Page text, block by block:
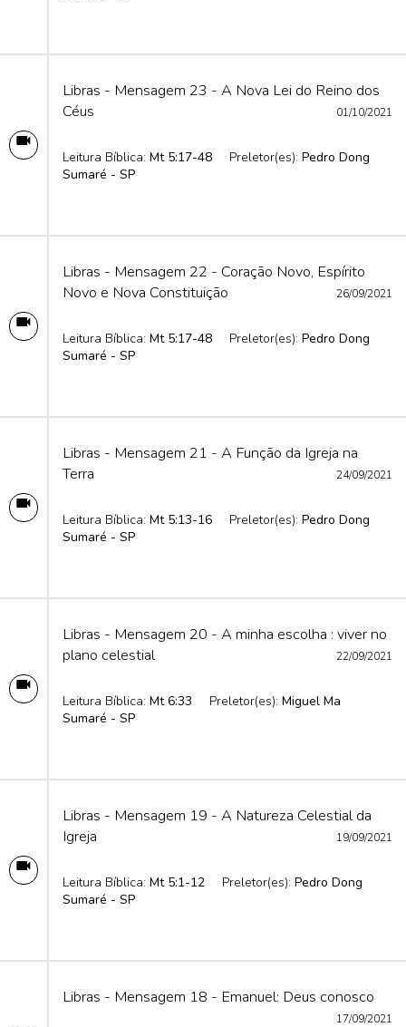
Libras - Mensagem 23 - A Nova Lei do Reino dos
Céus
01/10/2021
Leitura Bíblica: Mt 5:17-48 Preletor(es): Pedro Dong
Sumaré - SP
Libras - Mensagem 22 - Coração Novo, Espírito
Novo e Nova Constituição
26/09/2021
Leitura Bíblica: Mt 5:17-48 Preletor(es): Pedro Dong
Sumaré - SP
Libras - Mensagem 21 - A Função da Igreja na
Terra
24/09/2021
Leitura Bíblica: Mt 5:13-16 Preletor(es): Pedro Dong
Sumaré - SP
Libras - Mensagem 20 - A minha escolha : viver no
plano celestial
22/09/2021
Leitura Bíblica: Mt 6:33 Preletor(es): Miguel Ma
Sumaré - SP
Libras - Mensagem 19 - A Natureza Celestial da
Igreja
19/09/2021
Leitura Bíblica: Mt 5:1-12 Preletor(es): Pedro Dong
Sumaré - SP
Libras - Mensagem 18 - Emanuel: Deus conosco
17/09/2021